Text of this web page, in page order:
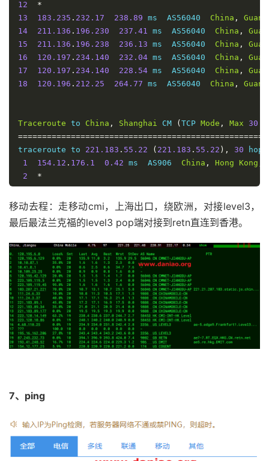
20
*
21
*
22
*
23
*
24
*
25
*
26
*
29
*
30
*
Traceroute
traceroute to 123.125 . 99.1 ( 123.125.99.1), 30 hops
1
154.12.176.1 0.30 ms  AS906 China, Hong
3
*
4
154.54 .88.49 1.85 ms  AS174 China ,
5
129.250 7.31 45.12 ms  AS2914
6
219.158 34.153 220.86 ms  AS4837
7
219.158 9.218 212.91 ms  AS4837
8
*
9
*
10
219.158 9.214 332.17 ms  AS4837 China, Beijing
11
*
15
*
17
*
18
19
*
12
*
13
183.235 . 232.17 238.89 ms  AS56040 China ,
14
211.136 . 196.230 237.41 ms  AS56040 China ,
15
211.136 . 196.238 236.13 ms  AS56040 China ,
16
120.197 . 234.140 232.04 ms  AS56040 China ,
17
120.197 . 234.140 228.54 ms  AS56040 China ,
18
120.196 . 212.25 264.77 ms  AS56040 China ,
Traceroute to China , Shanghai CM (TCP Mode , Max 30
traceroute to 221.183 . 55.22 ( 221.183 . 55.22 ), 30
1
154.12 . 176.1 0.42 ms  AS906 China , Hong Kong
2
*
3
*
4
129.250.6.92 1.47 ms  AS2914 China, Hong Kong
6
*
7
*
8
*
9
*
10
*
11
*
12
*
13
*
14
*
15
*
19
*
21
*
22
*
移动去程：走移动cmi，上海出口，绕欧洲，对接level3，
最后最法兰克福的level3 pop端对接到retn直连到香港。
7、ping